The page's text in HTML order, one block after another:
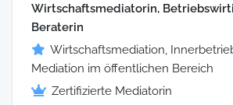
Wirtschaftsmediatorin,
Beraterin
Wirtschaftsmediation,
Mediation im öffentlichen Bereich
Zertifizierte Mediatorin